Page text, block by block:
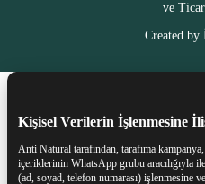
ve
Created by
Kişisel Verilerin İşlenmesine
Anti Natural tarafından, tarafıma
içeriklerinin WhatsApp grubu aracılığıyla
(ad, soyad, telefon numarası) işlenmesine